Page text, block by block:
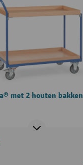
met 2 houten bakken